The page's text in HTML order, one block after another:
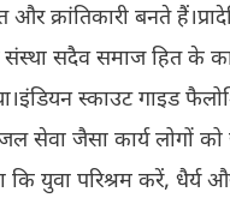
क्रांतिकारी बनते
सदैव समाज हित के
स्काउट गाइड
सेवा जैसा कार्य लोगों
कि युवा परिश्रम करें,